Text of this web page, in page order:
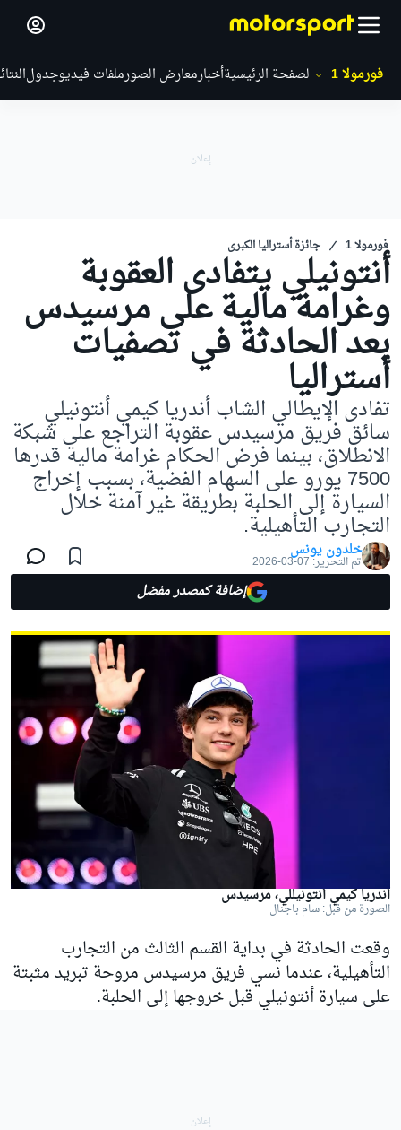
فورمولا 1 الصفحة الرئيسيةأخبارمعارض الصورملفات فيديوجدول
فورمولا 1 جائزة أستراليا الكبرى
أنتونيلي يتفادى العقوبة
وغرامة مالية على مرسيدس
بعد الحادثة في تصفيات
أستراليا
تفادى الإيطالي الشاب أندريا كيمي أنتونيلي
سائق فريق مرسيدس عقوبة التراجع على شبكة
الانطلاق، بينما فرض الحكام غرامة مالية قدرها
7500 يورو على السهام الفضية، بسبب إخراج
السيارة إلى الحلبة بطريقة غير آمنة خلال
التجارب التأهيلية.
خلدون يونس
تم التحرير:07-03-2026
إضافة كمصدر مفضل
أندريا كيمي أنتونيللي، مرسيدس
الصورة من قبل: سام باجنال
وقعت الحادثة في بداية القسم الثالث من التجارب
التأهيلية، عندما نسي فريق مرسيدس مروحة تبريد مثبتة
على سيارة أنتونيلي قبل خروجها إلى الحلبة.